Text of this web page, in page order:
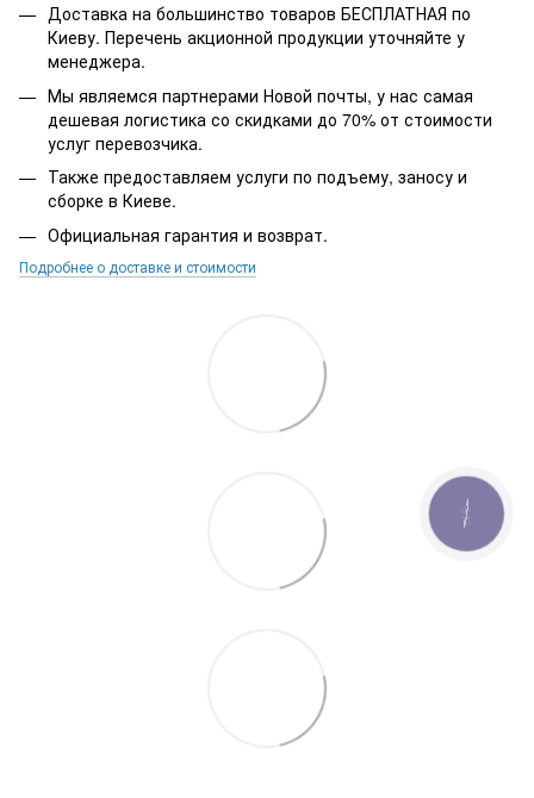
Доставка на большинство товаров БЕСПЛАТНАЯ по
Киеву. Перечень акционной продукции уточняйте у
менеджера.
Мы являемся партнерами Новой почты, у нас самая
дешевая логистика со скидками до 70% от стоимости
услуг перевозчика.
Также предоставляем услуги по подъему, заносу и
сборке в Киеве.
Официальная гарантия и возврат.
Подробнее о доставке и стоимости
КНОПКА
ЗВ'ЯЗКУ